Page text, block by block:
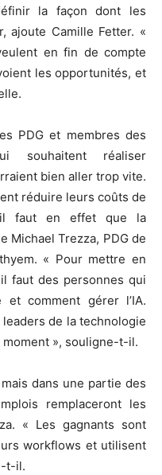
la façon dont les
ajoute Camille Fetter. «
en fin de compte
les opportunités, et
PDG et membres des
souhaitent réaliser
bien aller trop vite.
réduire leurs coûts de
il faut en effet que la
Michael Trezza, PDG de
« Pour mettre en
faut des personnes qui
et comment gérer l’IA.
de la technologie
», souligne-t-il.
dans une partie des
remplaceront les
« Les gagnants sont
workflows et utilisent
t-il.